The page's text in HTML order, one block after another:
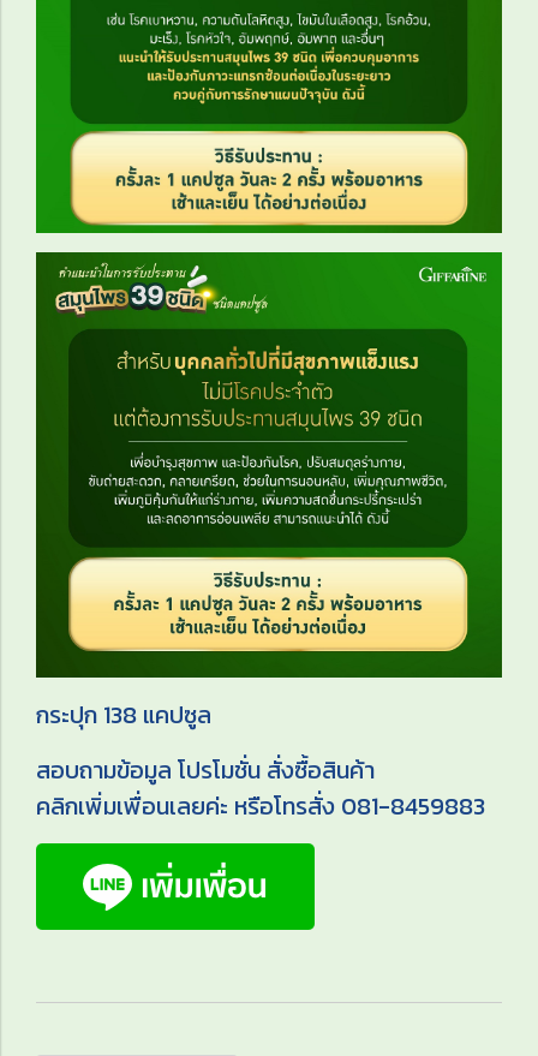
กระปุก 138 แคปซูล
สอบถามข้อมูล โปรโมชั่น สั่งซื้อสินค้า
คลิกเพิ่มเพื่อนเลยค่ะ หรือโทรสั่ง 081-8459883